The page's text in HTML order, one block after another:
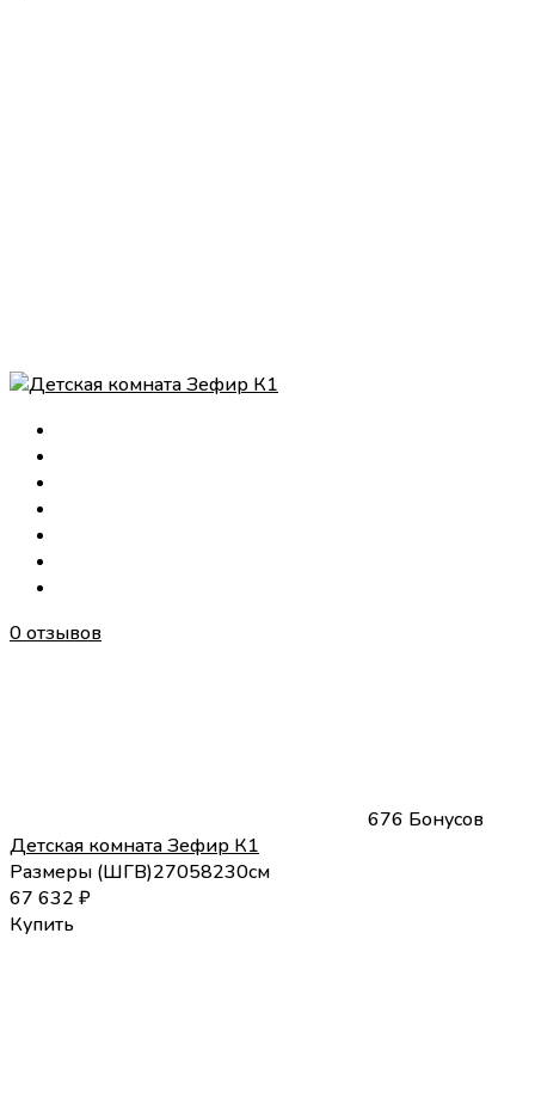
0 отзывов
676 Бонусов
Детская комната Зефир К1
Размеры (ШГВ)27058230см
67 632 ₽
Купить